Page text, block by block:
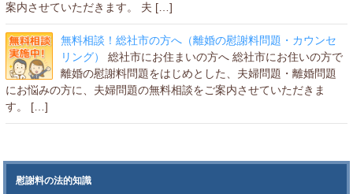
案内させていただきます。 夫 […]
無料相談！総社市の方へ（離婚の慰謝料問題・カウンセ
リング）
総社市にお住まいの方へ 総社市にお住いの方で
離婚の慰謝料問題をはじめとした、夫婦問題・離婚問題
にお悩みの方に、夫婦問題の無料相談をご案内させていただきま
す。 […]
慰謝料の法的知識